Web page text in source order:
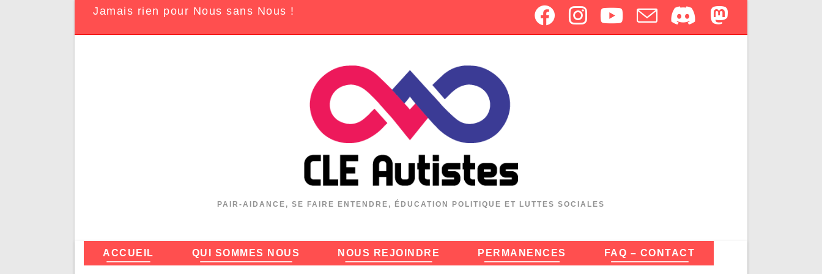
Jamais rien pour Nous sans Nous !
PAIR-AIDANCE, SE FAIRE ENTENDRE, ÉDUCATION POLITIQUE ET LUTTES SOCIALES
ACCUEIL QUI SOMMES NOUS NOUS REJOINDRE PERMANENCES FAQ – CONTACT